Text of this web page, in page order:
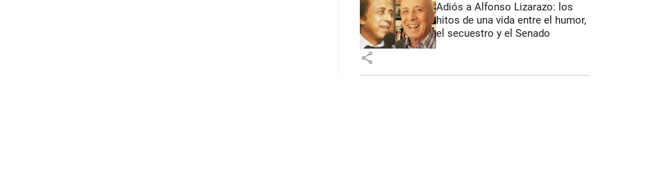
Adiós a Alfonso Lizarazo: los
hitos de una vida entre el humor,
el secuestro y el Senado
share